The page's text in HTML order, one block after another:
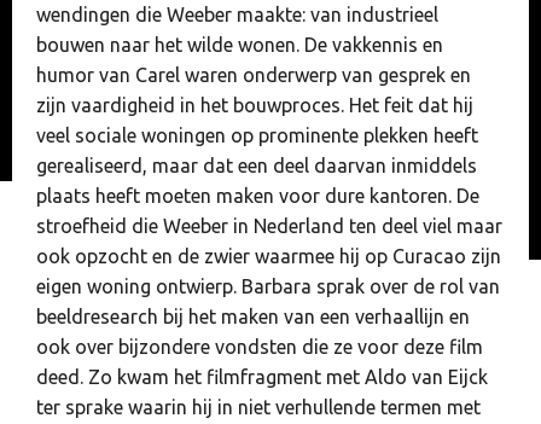
wendingen die Weeber maakte: van industrieel
bouwen naar het wilde wonen. De vakkennis en
humor van Carel waren onderwerp van gesprek en
zijn vaardigheid in het bouwproces. Het feit dat hij
veel sociale woningen op prominente plekken heeft
gerealiseerd, maar dat een deel daarvan inmiddels
plaats heeft moeten maken voor dure kantoren. De
stroefheid die Weeber in Nederland ten deel viel maar
ook opzocht en de zwier waarmee hij op Curacao zijn
eigen woning ontwierp. Barbara sprak over de rol van
beeldresearch bij het maken van een verhaallijn en
ook over bijzondere vondsten die ze voor deze film
deed. Zo kwam het filmfragment met Aldo van Eijck
ter sprake waarin hij in niet verhullende termen met